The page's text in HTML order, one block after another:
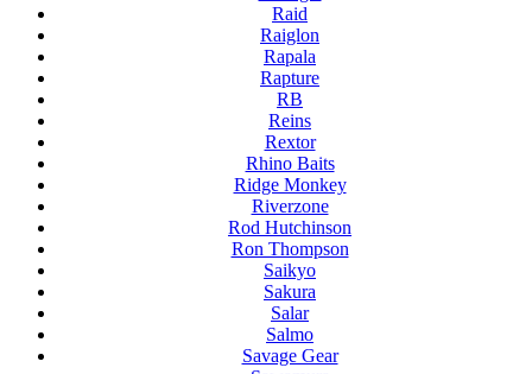
Raid
Raiglon
Rapala
Rapture
RB
Reins
Rextor
Rhino Baits
Ridge Monkey
Riverzone
Rod Hutchinson
Ron Thompson
Saikyo
Sakura
Salar
Salmo
Savage Gear